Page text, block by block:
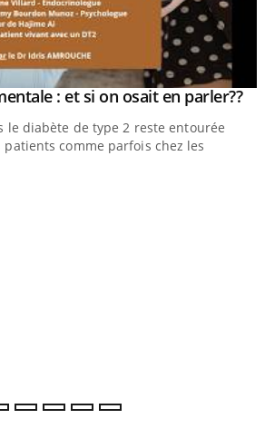
: et si on osait en parler??
le diabète de type 2 reste entourée
comme parfois chez les